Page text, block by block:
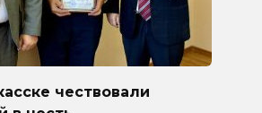
чествовали